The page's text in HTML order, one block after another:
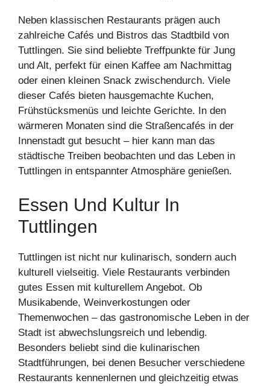
Neben klassischen Restaurants prägen auch
zahlreiche Cafés und Bistros das Stadtbild von
Tuttlingen. Sie sind beliebte Treffpunkte für Jung
und Alt, perfekt für einen Kaffee am Nachmittag
oder einen kleinen Snack zwischendurch. Viele
dieser Cafés bieten hausgemachte Kuchen,
Frühstücksmenüs und leichte Gerichte. In den
wärmeren Monaten sind die Straßencafés in der
Innenstadt gut besucht – hier kann man das
städtische Treiben beobachten und das Leben in
Tuttlingen in entspannter Atmosphäre genießen.
Essen Und Kultur In
Tuttlingen
Tuttlingen ist nicht nur kulinarisch, sondern auch
kulturell vielseitig. Viele Restaurants verbinden
gutes Essen mit kulturellem Angebot. Ob
Musikabende, Weinverkostungen oder
Themenwochen – das gastronomische Leben in der
Stadt ist abwechslungsreich und lebendig.
Besonders beliebt sind die kulinarischen
Stadtführungen, bei denen Besucher verschiedene
Restaurants kennenlernen und gleichzeitig etwas